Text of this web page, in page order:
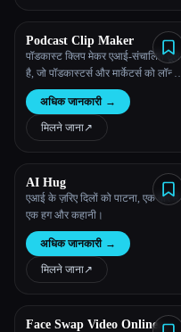
Podcast Clip Maker
पॉडकास्ट क्लिप मेकर एआई-संचालित टूल
है, जो पॉडकास्टर्स और मार्केटर्स को लॉन्ग-
फ़ॉर्म वीडियो और ऑडियो से स्वचालित रूप
से पॉडकास्ट क्लिप जेनरेट करने में मदद
करता है।
अधिक जानकारी →
मिलने जाना↗︎
AI Hug
एआई के ज़रिए दिलों को पाटना, एक बार में
एक हग और कहानी।
अधिक जानकारी →
मिलने जाना↗︎
Face Swap Video Online